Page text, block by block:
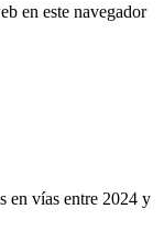
en este navegador